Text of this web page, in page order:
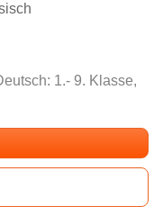
1.- 9. Klasse,